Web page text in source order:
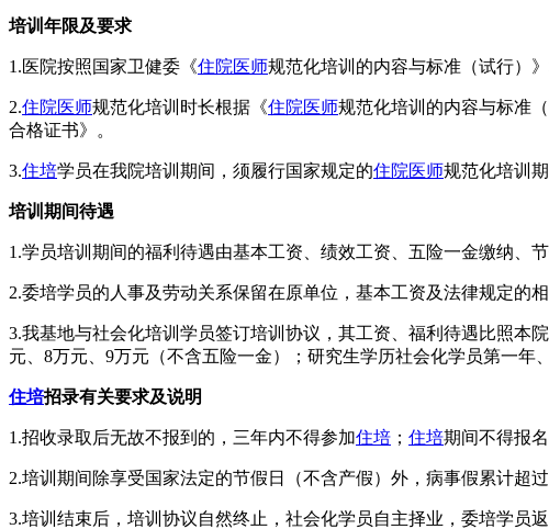
培训年限及要求
1.医院按照国家卫健委《住院医师规范化培训的内容与标准（试行）
2.住院医师规范化培训时长根据《住院医师规范化培训的内容与标准
合格证书》。
3.住培学员在我院培训期间，须履行国家规定的住院医师规范化培训
培训期间待遇
1.学员培训期间的福利待遇由基本工资、绩效工资、五险一金缴纳、
2.委培学员的人事及劳动关系保留在原单位，基本工资及法律规定的
3.我基地与社会化培训学员签订培训协议，其工资、福利待遇比照本
元、8万元、9万元（不含五险一金）；研究生学历社会化学员第一年
住培招录有关要求及说明
1.招收录取后无故不报到的，三年内不得参加住培 ； 住培期间不得报
2.培训期间除享受国家法定的节假日（不含产假）外，病事假累计超
3.培训结束后，培训协议自然终止，社会化学员自主择业，委培学员